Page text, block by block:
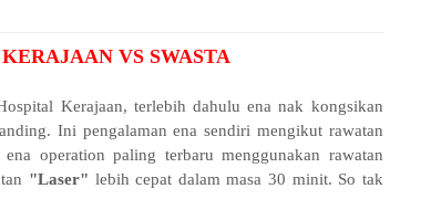
VS SWASTA
Kerajaan, terlebih dahulu ena nak kongsikan
Ini pengalaman ena sendiri mengikut rawatan
operation paling terbaru menggunakan rawatan
"Laser" lebih cepat dalam masa 30 minit. So tak